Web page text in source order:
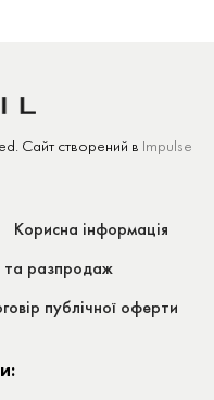
Сайт створений в
Impulse
Корисна інформація
та разпродаж
публічної оферти